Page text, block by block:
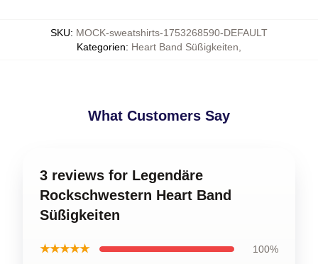
SKU: MOCK-sweatshirts-1753268590-DEFAULT
Kategorien: Heart Band Süßigkeiten
What Customers Say
3 reviews for Legendäre
Rockschwestern Heart Band
Süßigkeiten
★★★★★ 100%